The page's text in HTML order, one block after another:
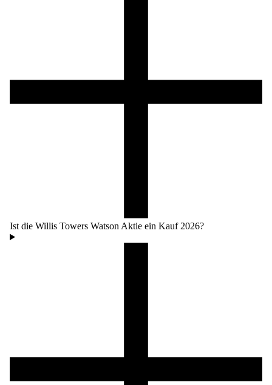
Ist die Willis Towers Watson Aktie ein Kauf 2026?